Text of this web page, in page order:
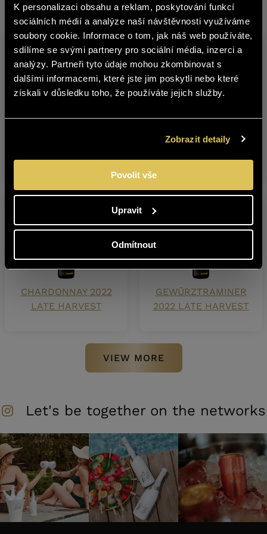
K personalizaci obsahu a reklam, poskytování funkcí
sociálních médií a analýze naší návštěvnosti využíváme
soubory cookie. Informace o tom, jak náš web používáte,
sdílíme se svými partnery pro sociální média, inzerci a
analýzy. Partneři tyto údaje mohou zkombinovat s
dalšími informacemi, které jste jim poskytli nebo které
získali v důsledku toho, že používáte jejich služby.
Zobrazit detaily
Povolit vše
Upravit
Odmítnout
Other products from this brand
SAUVIGNON 2022
LATE HARVEST
CHARDONNAY 2022
LATE HARVEST
GEWÜRZTRAMINER
2022 LATE HARVEST
VIEW MORE
Let's be together on the networks
čeština
The content of BOHEMIA SEKT website
is not suitable for people under 18
years of age.
NO